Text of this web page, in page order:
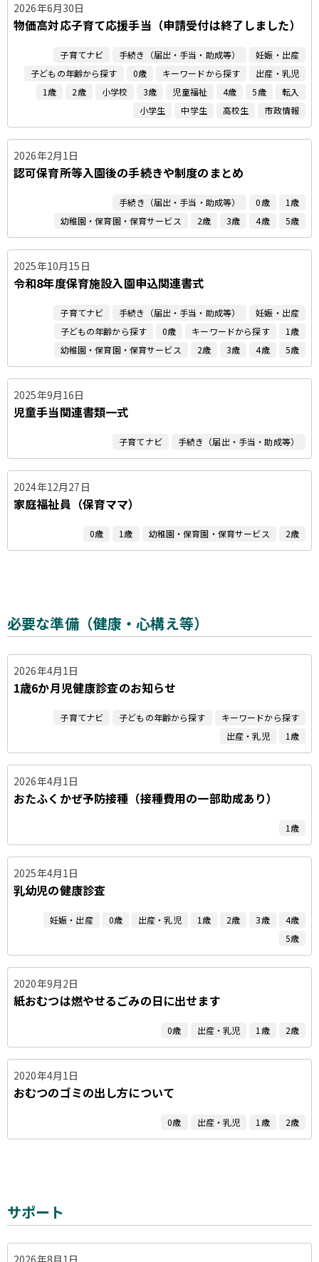
2026年6月30日
物価高対応子育て応援手当（申請受付は終了しました）
子育てナビ 手続き（届出・手当・助成等）
妊娠・出産
子どもの年齢から探す
0歳 キーワードから探す
出産・乳児
1歳
2歳 小学校 3歳 児童福祉 4歳 5歳
転入
小学生
中学生 高校生 市政情報
2026年2月1日
認可保育所等入園後の手続きや制度のまとめ
手続き（届出・手当・助成等） 0歳
1歳
幼稚園・保育園・保育サービス
2歳 3歳 4歳 5歳
2025年10月15日
令和8年度保育施設入園申込関連書式
子育てナビ 手続き（届出・手当・助成等）
妊娠・出産
子どもの年齢から探す
0歳 キーワードから探す
1歳
幼稚園・保育園・保育サービス
2歳 3歳 4歳 5歳
2025年9月16日
児童手当関連書類一式
子育てナビ 手続き（届出・手当・助成等）
2024年12月27日
家庭福祉員（保育ママ）
0歳 1歳 幼稚園・保育園・保育サービス 2歳
必要な準備（健康・心構え等）
2026年4月1日
1歳6か月児健康診査のお知らせ
子育てナビ 子どもの年齢から探す
キーワードから探す
出産・乳児
1歳
2026年4月1日
おたふくかぜ予防接種（接種費用の一部助成あり）
1歳
2025年4月1日
乳幼児の健康診査
妊娠・出産 0歳 出産・乳児 1歳 2歳 3歳
4歳
5歳
2020年9月2日
紙おむつは燃やせるごみの日に出せます
0歳 出産・乳児 1歳 2歳
2020年4月1日
おむつのゴミの出し方について
0歳 出産・乳児 1歳 2歳
サポート
2026年8月1日